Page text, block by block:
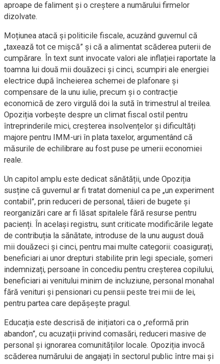
aproape de faliment și o creștere a numărului firmelor
dizolvate.
Moțiunea atacă și politicile fiscale, acuzând guvernul că
„taxează tot ce mișcă” și că a alimentat scăderea puterii de
cumpărare. În text sunt invocate valori ale inflației raportate la
toamna lui două mii douăzeci și cinci, scumpiri ale energiei
electrice după încheierea schemei de plafonare și
compensare de la unu iulie, precum și o contracție
economică de zero virgulă doi la sută în trimestrul al treilea.
Opoziția vorbește despre un climat fiscal ostil pentru
întreprinderile mici, creșterea insolvențelor și dificultăți
majore pentru IMM-uri în plata taxelor, argumentând că
măsurile de echilibrare au fost puse pe umerii economiei
reale.
Un capitol amplu este dedicat sănătății, unde Opoziția
susține că guvernul ar fi tratat domeniul ca pe „un experiment
contabil”, prin reduceri de personal, tăieri de bugete și
reorganizări care ar fi lăsat spitalele fără resurse pentru
pacienți. În același registru, sunt criticate modificările legate
de contribuția la sănătate, introduse de la unu august două
mii douăzeci și cinci, pentru mai multe categorii: coasigurați,
beneficiari ai unor drepturi stabilite prin legi speciale, șomeri
indemnizați, persoane în concediu pentru creșterea copilului,
beneficiari ai venitului minim de incluziune, personal monahal
fără venituri și pensionari cu pensii peste trei mii de lei,
pentru partea care depășește pragul.
Educația este descrisă de inițiatori ca o „reformă prin
abandon”, cu acuzații privind comasări, reduceri masive de
personal și ignorarea comunităților locale. Opoziția invocă
scăderea numărului de angajați în sectorul public între mai și